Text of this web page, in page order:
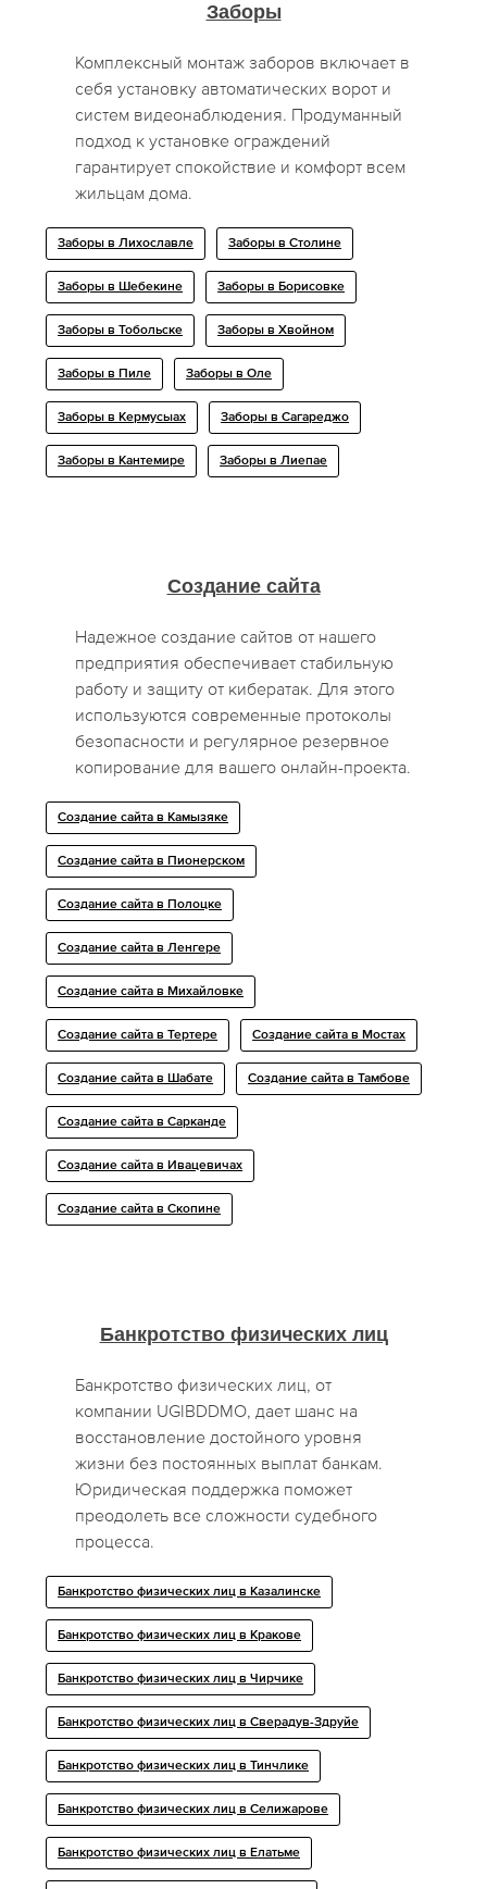
Заборы
Комплексный монтаж заборов включает в
себя установку автоматических ворот и
систем видеонаблюдения. Продуманный
подход к установке ограждений
гарантирует спокойствие и комфорт всем
жильцам дома.
Заборы в Лихославле Заборы в Столине
Заборы в Шебекине Заборы в Борисовке
Заборы в Тобольске Заборы в Хвойном
Заборы в Пиле Заборы в Оле
Заборы в Кермусыах Заборы в Сагареджо
Заборы в Кантемире Заборы в Лиепае
Создание сайта
Надежное создание сайтов от нашего
предприятия обеспечивает стабильную
работу и защиту от кибератак. Для этого
используются современные протоколы
безопасности и регулярное резервное
копирование для вашего онлайн-проекта.
Создание сайта в Камызяке
Создание сайта в Пионерском
Создание сайта в Полоцке
Создание сайта в Ленгере
Создание сайта в Михайловке
Создание сайта в Тертере Создание сайта в Мостах
Создание сайта в Шабате Создание сайта в Тамбове
Создание сайта в Сарканде
Создание сайта в Ивацевичах
Создание сайта в Скопине
Банкротство физических лиц
Банкротство физических лиц, от
компании UGIBDDMO, дает шанс на
восстановление достойного уровня
жизни без постоянных выплат банкам.
Юридическая поддержка поможет
преодолеть все сложности судебного
процесса.
Банкротство физических лиц в Казалинске
Банкротство физических лиц в Кракове
Банкротство физических лиц в Чирчике
Банкротство физических лиц в Сверадув-Здруйе
Банкротство физических лиц в Тинчлике
Банкротство физических лиц в Селижарове
Банкротство физических лиц в Елатьме